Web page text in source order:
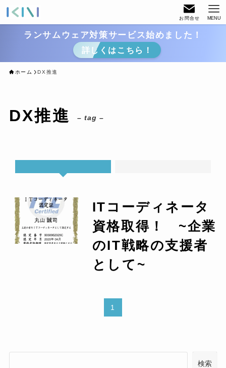
お問合せ MENU
ランサムウェア対策サービス始めました！
詳しくはこちら！
ホーム DX推進
DX推進 – tag –
ITコーディネータ
資格取得！ ~企業
のIT戦略の支援者
として~
1
検索